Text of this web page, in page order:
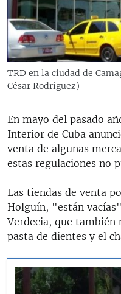
TRD en la ciudad de
César Rodríguez)
En mayo del pasado
Interior de Cuba
venta de algunas
estas regulaciones no
Las tiendas de venta
Holguín, "están
Verdecia, que también
pasta de dientes y el